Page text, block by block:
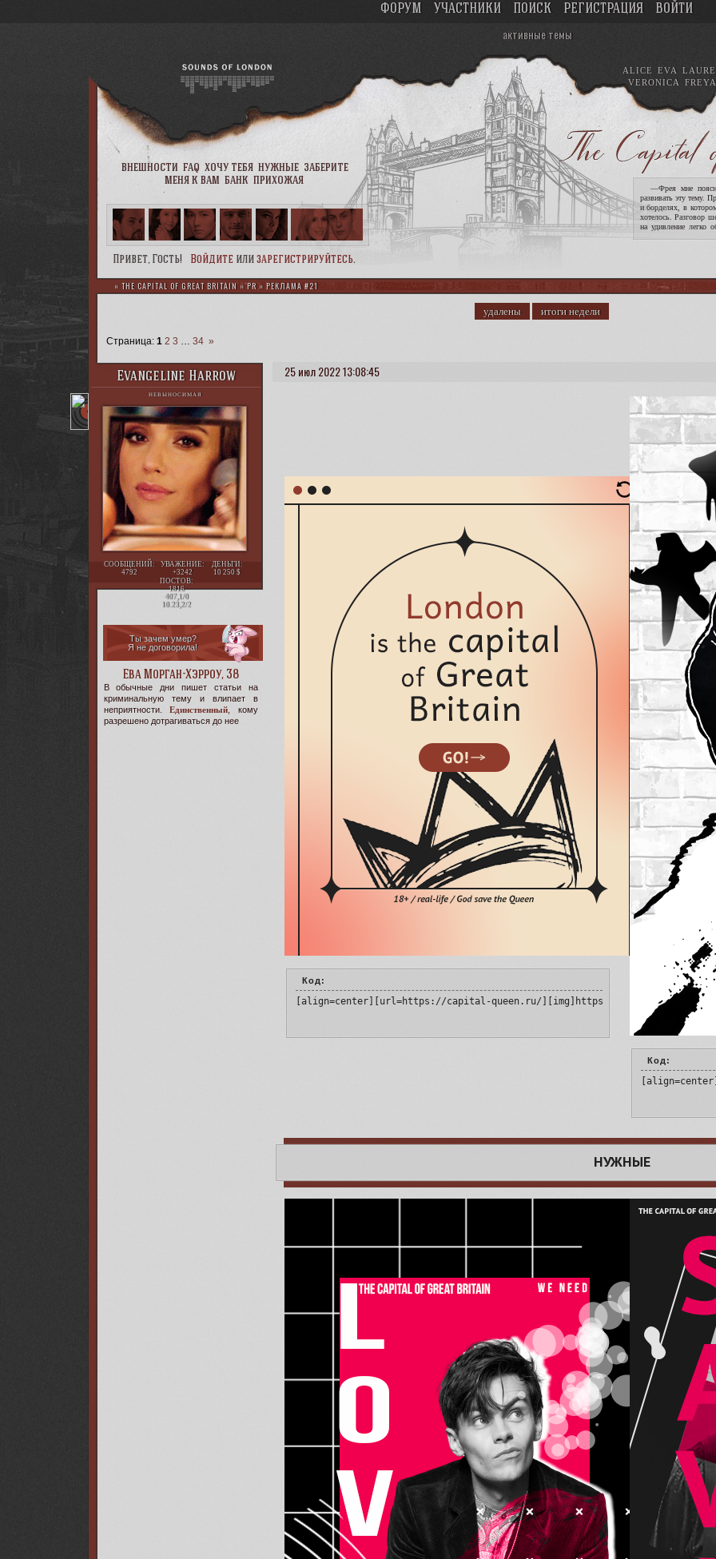
ALICE EVA
VERONICA
FREYA
—Фрея мне
развивать эту тему.
и борделях, в
хотелось. Разговор
на удивление легко
внешности faq хочу тебя нужные заберите
меня к вам банк прихожая
ФОРУМ УЧАСТНИКИ ПОИСК РЕГИСТРАЦИЯ ВОЙТИ
активные темы
удалены итоги недели
Привет, Гость! Войдите или зарегистрируйтесь.
» THE CAPITAL OF GREAT BRITAIN »PR » РЕКЛАМА #21
Страница:1 2 3 34 »
25 июл 2022 13:08:45
Evangeline Harrow
НЕВЫНОСИМАЯ
СООБЩЕНИЙ:
4792
УВАЖЕНИЕ:
+3242
ДЕНЬГИ:
10 250
ПОСТОВ:
1816
407,1/0
10.23,2/2
Ты зачем умер?
Я не договорила!
Ева Морган-Хэрроу, 38
В обычные дни пишет статьи на
криминальную тему и влипает в
неприятности. Единственный , кому
разрешено дотрагиваться до нее
Код:
[align=center][url=https://capital-queen.ru/][img]https://i.imgur.com/
Код:
НУЖНЫЕ